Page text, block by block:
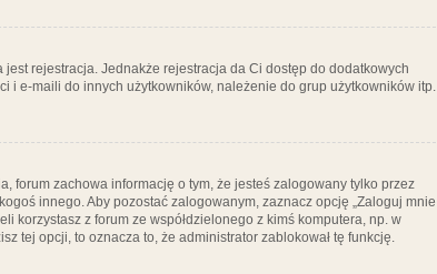
rejestracja. Jednakże rejestracja da Ci dostęp do dodatkowych
i e-maili do innych użytkowników, należenie do grup użytkowników itp.
forum zachowa informację o tym, że jesteś zalogowany tylko przez
innego. Aby pozostać zalogowanym, zaznacz opcję „Zaloguj mnie
korzystasz z forum ze współdzielonego z kimś komputera, np. w
tej opcji, to oznacza to, że administrator zablokował tę funkcję.